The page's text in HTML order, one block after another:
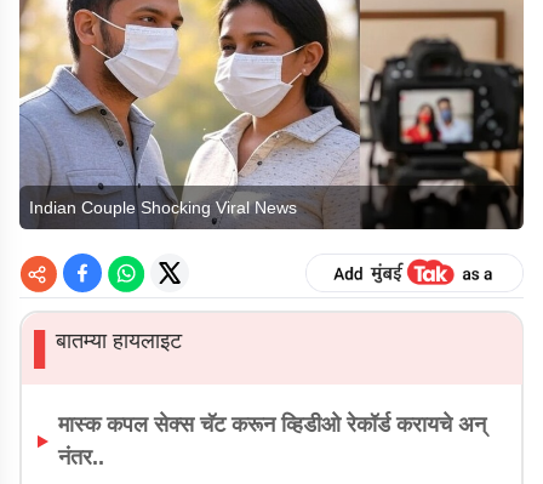
Indian Couple Shocking Viral News
▌बातम्या हायलाइट
मास्क कपल सेक्स चॅट करून व्हिडीओ रेकॉर्ड करायचे अन्
नंतर..